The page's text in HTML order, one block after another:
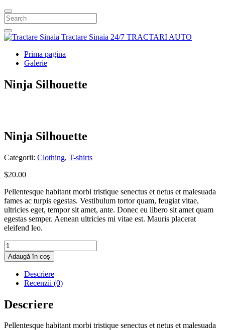
Search Tractare Sinaia 24/7 TRACTARI AUTO
Prima pagina
Galerie
Ninja Silhouette
Ninja Silhouette
Categorii: Clothing, T-shirts
$20.00
Pellentesque habitant morbi tristique senectus et netus et malesuada
fames ac turpis egestas. Vestibulum tortor quam, feugiat vitae,
ultricies eget, tempor sit amet, ante. Donec eu libero sit amet quam
egestas semper. Aenean ultricies mi vitae est. Mauris placerat
eleifend leo.
Cantitate
Ninja
Silhouette
Adaugă în coș
Descriere
Recenzii (0)
Descriere
Pellentesque habitant morbi tristique senectus et netus et malesuada